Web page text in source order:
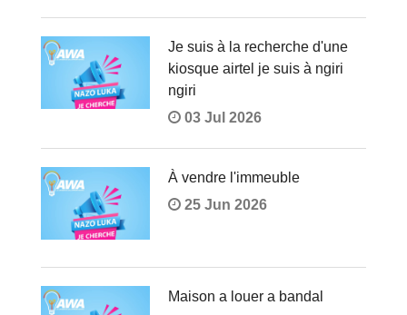
Je suis à la recherche d'une
kiosque airtel je suis à ngiri
ngiri
03 Jul 2026
À vendre l'immeuble
25 Jun 2026
Maison a louer a bandal